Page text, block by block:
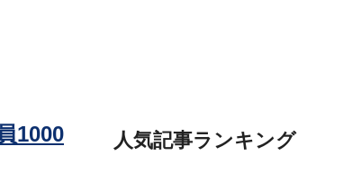
1000
人気記事ランキング